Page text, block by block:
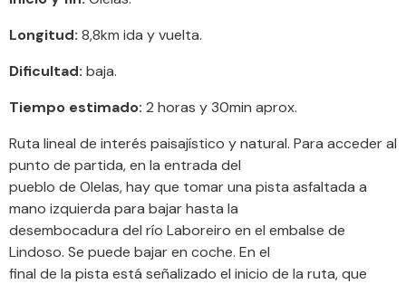
Longitud: 8,8km ida y vuelta.
Dificultad: baja.
Tiempo estimado: 2 horas y 30min aprox.
Ruta lineal de interés paisajístico y natural. Para acceder al
punto de partida, en la entrada del
pueblo de Olelas, hay que tomar una pista asfaltada a
mano izquierda para bajar hasta la
desembocadura del río Laboreiro en el embalse de
Lindoso. Se puede bajar en coche. En el
final de la pista está señalizado el inicio de la ruta, que